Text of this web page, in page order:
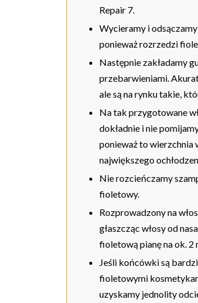
Repair 7.
Wycieramy i
ponieważ rozrzedzi
Następnie zakładamy
przebarwieniami.
ale są na rynku takie,
Na tak przygotowane
dokładnie i nie
ponieważ to wierzchnia
największego
Nie rozcieńczamy
fioletowy.
Rozprowadzony na
głaszcząc włosy od
fioletową pianę na ok. 2
Jeśli końcówki są
fioletowymi
uzyskamy jednolity